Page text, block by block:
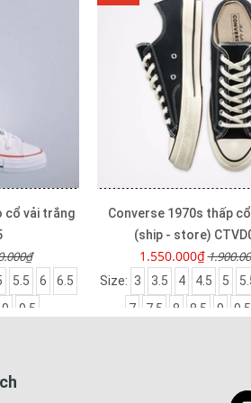
cổ vải trắng
5.5 6
6.5
9 9.5
Converse 1970s thấp
(ship - store)
1.550.000₫
Size: 3 3.5 4 4.5 5
7
7.5 8 8.5 9 9.5